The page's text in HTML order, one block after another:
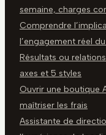
semaine, charges
Comprendre
l’engagement réel
Résultats ou
axes et 5 styles
Ouvrir une boutique
maîtriser les frais
Assistante de